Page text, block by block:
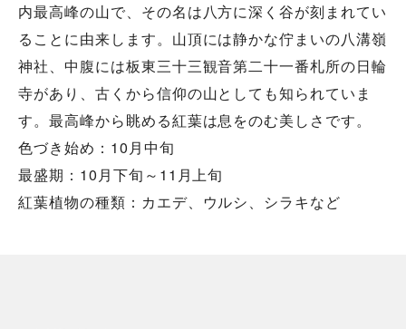
内最高峰の山で、その名は八方に深く谷が刻まれてい
ることに由来します。山頂には静かな佇まいの八溝嶺
神社、中腹には板東三十三観音第二十一番札所の日輪
寺があり、古くから信仰の山としても知られていま
す。最高峰から眺める紅葉は息をのむ美しさです。
色づき始め：10月中旬
最盛期：10月下旬～11月上旬